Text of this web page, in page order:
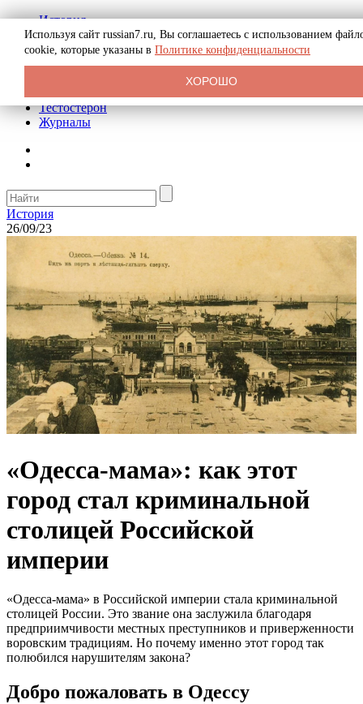
История
Биография
Криминал
Реклама на сайте
Тестостерон
Журналы
История
26/09/23
«Одесса-мама»: как этот
город стал криминальной
столицей Российской
империи
«Одесса-мама» в Российской империи стала криминальной
столицей России. Это звание она заслужила благодаря
предприимчивости местных преступников и приверженности
воровским традициям. Но почему именно этот город так
полюбился нарушителям закона?
Добро пожаловать в Одессу
Используя сайт russian7.ru, Вы соглашаетесь с использованием
cookie, которые указаны в Политике конфиденциальности
ХОРОШО